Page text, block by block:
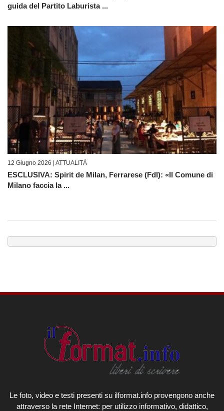
guida del Partito Laburista ...
12 Giugno 2026 | ATTUALITÀ
ESCLUSIVA: Spirit de Milan, Ferrarese (FdI): «Il Comune di
Milano faccia la ...
Le foto, video e testi presenti su ilformat.info provengono anche
attraverso la rete Internet: per utilizzo informativo, didattico,